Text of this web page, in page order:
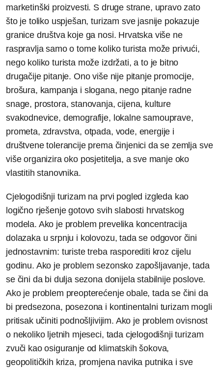
marketinški proizvesti. S druge strane, upravo zato
što je toliko uspješan, turizam sve jasnije pokazuje
granice društva koje ga nosi. Hrvatska više ne
raspravlja samo o tome koliko turista može privući,
nego koliko turista može izdržati, a to je bitno
drugačije pitanje. Ono više nije pitanje promocije,
brošura, kampanja i slogana, nego pitanje radne
snage, prostora, stanovanja, cijena, kulture
svakodnevice, demografije, lokalne samouprave,
prometa, zdravstva, otpada, vode, energije i
društvene tolerancije prema činjenici da se zemlja sve
više organizira oko posjetitelja, a sve manje oko
vlastitih stanovnika.
Cjelogodišnji turizam na prvi pogled izgleda kao
logično rješenje gotovo svih slabosti hrvatskog
modela. Ako je problem prevelika koncentracija
dolazaka u srpnju i kolovozu, tada se odgovor čini
jednostavnim: turiste treba rasporediti kroz cijelu
godinu. Ako je problem sezonsko zapošljavanje, tada
se čini da bi dulja sezona donijela stabilnije poslove.
Ako je problem preopterećenje obale, tada se čini da
bi predsezona, posezona i kontinentalni turizam mogli
pritisak učiniti podnošljivijim. Ako je problem ovisnost
o nekoliko ljetnih mjeseci, tada cjelogodišnji turizam
zvuči kao osiguranje od klimatskih šokova,
geopolitičkih kriza, promjena navika putnika i sve